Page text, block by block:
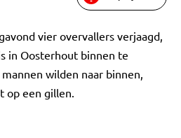
vier overvallers verjaagd,
in Oosterhout binnen te
wilden naar binnen,
op een gillen.